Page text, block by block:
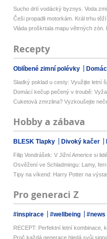
Sucho drtí vodácký byznys. Voda
Češi propadli motorkám. Král trhu
Vláda proškrtala mapu větrných zón.
Recepty
Oblíbené zimní polévky
Sladký poklad u cesty: Využijte letní
Domácí kečup pečený v troubě:
Cuketová zmrzlina? Vyzkoušejte
Hobby a zábava
BLESK Tlapky Divoký kačer
Filip Vondrášek: V Jižní Americe si
Osvěžení ve Schladmingu: Lamy,
Tipy na víkend: Harry Potter na
Pro generaci Z
#inspirace #wellbeing #news
RECEPT: Perfektní letní kombinace,
Proč každá generace hledá svůj